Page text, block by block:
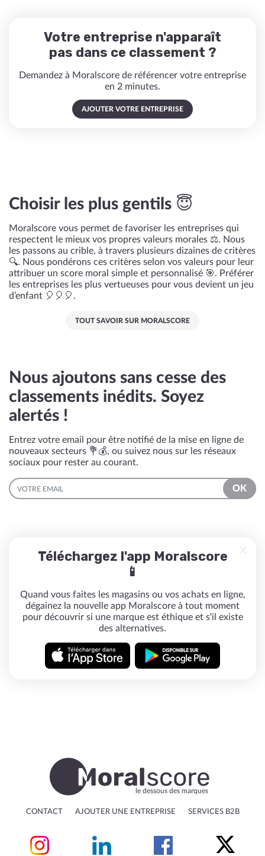
Votre entreprise n'apparaît
pas dans ce classement ?
Demandez à Moralscore de référencer votre entreprise
en 2 minutes.
AJOUTER VOTRE ENTREPRISE
Choisir les plus gentils 😇
Moralscore vous permet de favoriser les entreprises qui
respectent le mieux vos propres valeurs morales ⚖️. Nous
les passons au crible, à travers plusieurs dizaines de critères
🔍. Nous pondérons ces critères selon vos valeurs pour leur
attribuer un score moral simple et personnalisé 🎯. Préférer
les entreprises les plus vertueuses pour vous devient un jeu
d’enfant 🎈🎈🎈.
TOUT SAVOIR SUR MORALSCORE
Nous ajoutons sans cesse des
classements inédits. Soyez
alertés !
Entrez votre email pour être notifié de la mise en ligne de
nouveaux secteurs 💐💰, ou suivez nous sur les réseaux
sociaux pour rester au courant.
EMAIL
OK
Téléchargez l'app Moralscore
📱
Quand vous faites les magasins ou vos achats en ligne,
dégainez la nouvelle app Moralscore à tout moment
pour découvrir si une marque est éthique et s'il existe
des alternatives.
le dessous des marques
CONTACT AJOUTER UNE ENTREPRISE SERVICES B2B